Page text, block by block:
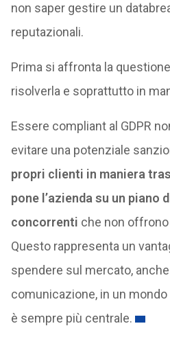
non saper gestire un
reputazionali.
Prima si affronta la
risolverla e soprattutto in
Essere compliant al GDPR
evitare una potenziale
propri clienti in maniera
pone l’azienda su un piano
concorrenti che non
Questo rappresenta un
spendere sul mercato,
comunicazione, in un
è sempre più centrale.